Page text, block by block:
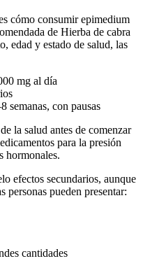
cómo consumir epimedium
de Hierba de cabra
edad y estado de salud, las
mg al día
semanas, con pausas
la salud antes de comenzar
para la presión
hormonales.
efectos secundarios, aunque
personas pueden presentar:
cantidades